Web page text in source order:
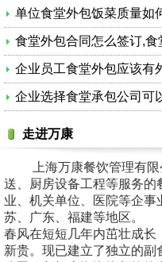
单位食堂外包饭菜质量如
食堂外包合同怎么签订,食
企业员工食堂外包应该有
企业选择食堂承包公司可
走进万康
上海万康餐饮管理有限
送、厨房设备工程等服务的
业、机关单位、医院等企
苏、广东、福建等地区。
春风在短短几年内茁壮成长
新贵。现已建立了独立的